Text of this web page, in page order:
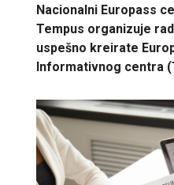
Nacionalni Europass
Tempus organizuje
uspešno kreirate
Informativnog centra